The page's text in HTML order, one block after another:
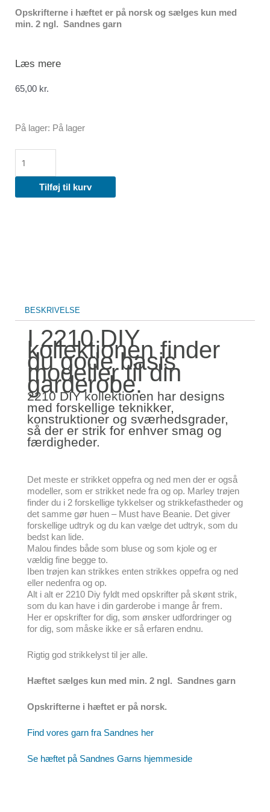
Opskrifterne i hæftet er på norsk og sælges kun med
min. 2 ngl. Sandnes garn
Læs mere
65,00 kr.
På lager: På lager
2210
antal
Tilføj til kurv
BESKRIVELSE
I 2210 DIY
kollektionen finder
du gode basis
modeller til din
garderobe.
2210 DIY kollektionen har designs
med forskellige teknikker,
konstruktioner og sværhedsgrader,
så der er strik for enhver smag og
færdigheder.
Det meste er strikket oppefra og ned men der er også
modeller, som er strikket nede fra og op. Marley trøjen
finder du i 2 forskellige tykkelser og strikkefastheder og
det samme gør huen – Must have Beanie. Det giver
forskellige udtryk og du kan vælge det udtryk, som du
bedst kan lide.
Malou findes både som bluse og som kjole og er
vældig fine begge to.
Iben trøjen kan strikkes enten strikkes oppefra og ned
eller nedenfra og op.
Alt i alt er 2210 Diy fyldt med opskrifter på skønt strik,
som du kan have i din garderobe i mange år frem.
Her er opskrifter for dig, som ønsker udfordringer og
for dig, som måske ikke er så erfaren endnu.
Rigtig god strikkelyst til jer alle.
Hæftet sælges kun med min. 2 ngl. Sandnes garn
Opskrifterne i hæftet er på norsk.
Find vores garn fra Sandnes her
Se hæftet på Sandnes Garns hjemmeside